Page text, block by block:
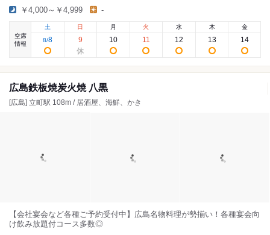
￥4,000～￥4,999 -
空席
情報
土
8/8
日
9
月
10
火
11
水
12
木
13
金
14
広島鉄板焼炭火焼 八黒
[広島] 立町駅 108m / 居酒屋、海鮮、かき
【会社宴会など各種ご予約受付中】広島名物料理が勢揃い！各種宴会向
け飲み放題付コース多数◎